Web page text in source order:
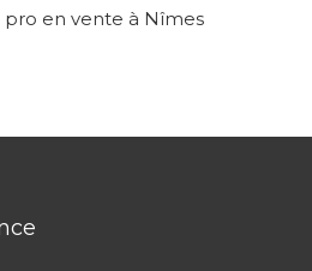
en vente à Nîmes